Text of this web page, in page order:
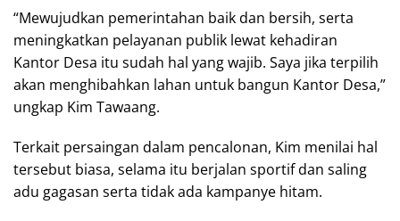
“Mewujudkan pemerintahan baik dan bersih, serta
meningkatkan pelayanan publik lewat kehadiran
Kantor Desa itu sudah hal yang wajib. Saya jika terpilih
akan menghibahkan lahan untuk bangun Kantor Desa,”
ungkap Kim Tawaang.
Terkait persaingan dalam pencalonan, Kim menilai hal
tersebut biasa, selama itu berjalan sportif dan saling
adu gagasan serta tidak ada kampanye hitam.